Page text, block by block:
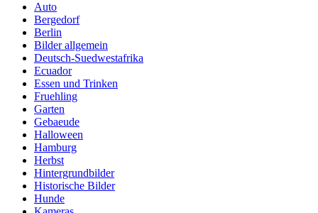
Auto
Bergedorf
Berlin
Bilder allgemein
Deutsch-Suedwestafrika
Ecuador
Essen und Trinken
Fruehling
Garten
Gebaeude
Halloween
Hamburg
Herbst
Hintergrundbilder
Historische Bilder
Hunde